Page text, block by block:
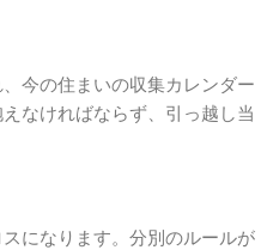
今の住まいの収集カレンダー
なければならず、引っ越し当
になります。分別のルールが